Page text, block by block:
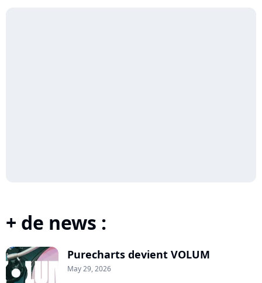
+ de news :
Purecharts devient VOLUM
May 29, 2026